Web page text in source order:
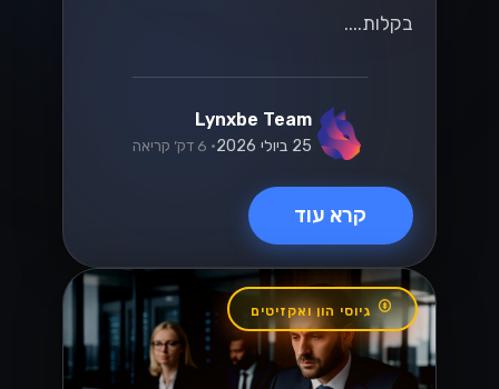
ניווט בחוקי המס
החדשים של ישראל
עבור מסחר
אלקטרוני בשנת
2026
האם אתה מוכן לשינויים בחוקי המס
הישראלים בשנת 2026 שמשפיעים על